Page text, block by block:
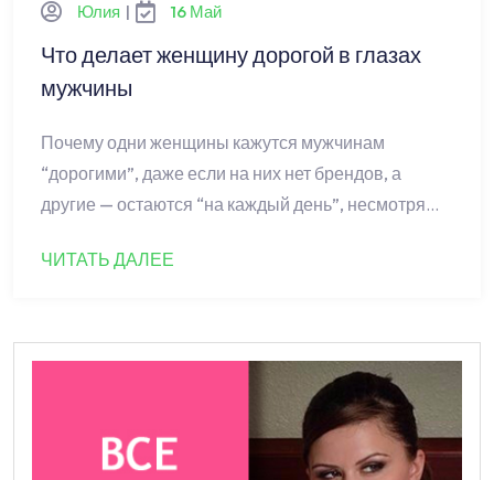
Юлия | 16 Май
Что делает женщину дорогой в глазах
мужчины
Почему одни женщины кажутся мужчинам
“дорогими”, даже если на них нет брендов, а
другие — остаются “на каждый день”, несмотря…
ЧИТАТЬ ДАЛЕЕ